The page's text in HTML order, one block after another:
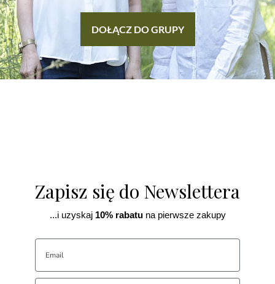
DOŁĄCZ DO GRUPY
Zapisz się do Newslettera
...i uzyskaj10% rabatuna pierwsze zakupy